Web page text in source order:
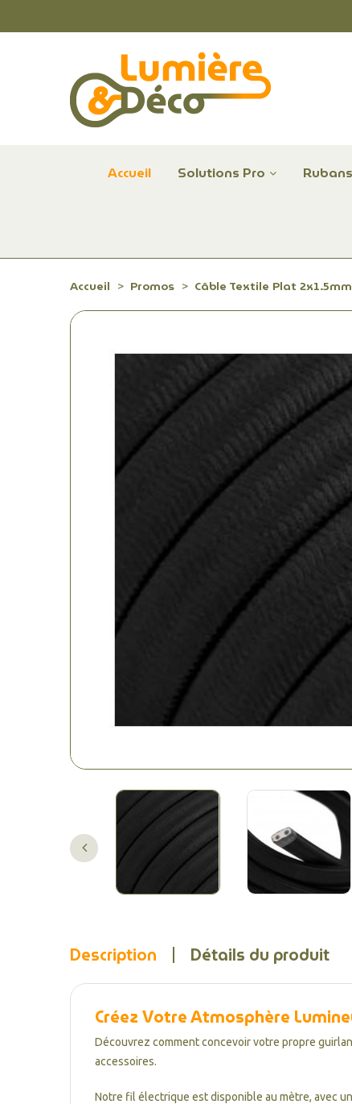
Accueil Solutions Pro
Accueil Promos Câble Textile Plat
Description Détails du produit
Créez Votre Atmosphère
Découvrez comment concevoir votre propre
accessoires.
Notre fil électrique est disponible au mètre, avec